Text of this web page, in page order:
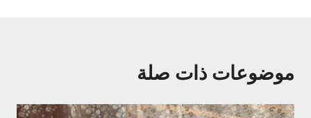
موضوعات ذات صلة